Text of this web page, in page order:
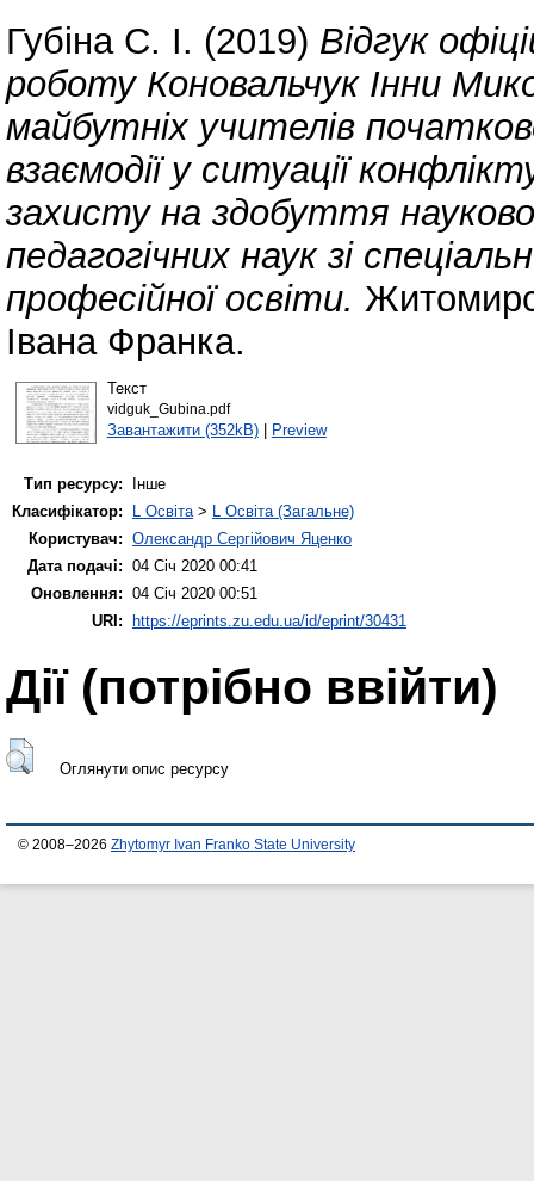
Губіна С. І. (2019) Відгук
роботу Коновальчук Інни
майбутніх учителів
взаємодії у ситуації
захисту на здобуття
педагогічних наук зі
професійної освіти.
Івана Франка.
Текст
vidguk_Gubina.pdf
Завантажити (352kB)| Preview
Тип ресурсу:
Інше
Класифікатор:
L Освіта> L Освіта (Загальне)
Користувач: Олександр Сергійович Яценко
Дата подачі: 04 Січ 2020 00:41
Оновлення: 04 Січ 2020 00:51
URI:
https://eprints.zu.edu.ua/id/eprint/30431
Дії ​​(потрібно ввійти)
Оглянути опис ресурсу
© 2008–2026 Zhytomyr Ivan Franko State University